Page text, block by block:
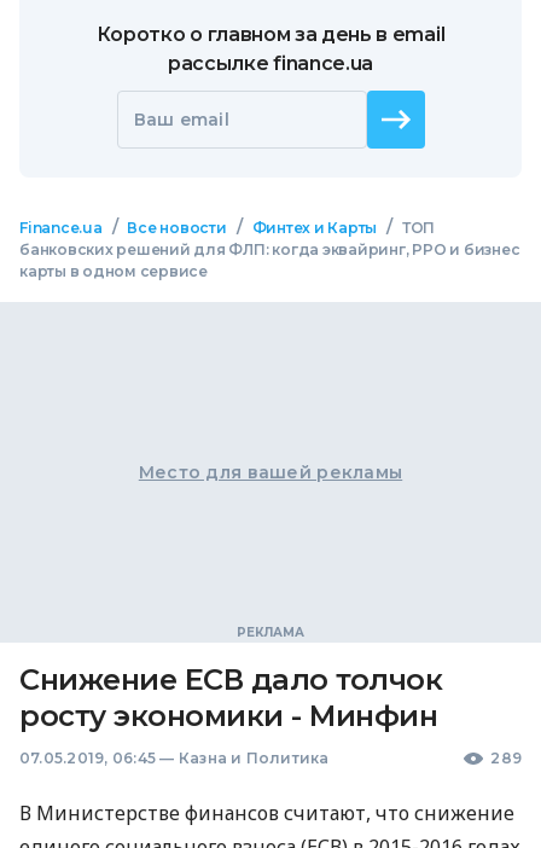
Коротко о главном за день в email
рассылке finance.ua
Ваш email
Finance.ua / Все новости / Финтех и Карты / ТОП
банковских решений для ФЛП: когда эквайринг, РРО и бизнес
карты в одном сервисе
Место для вашей рекламы
Снижение ЕСВ дало толчок
росту экономики - Минфин
07.05.2019, 06:45 — Казна и Политика 289
В Министерстве финансов считают, что снижение